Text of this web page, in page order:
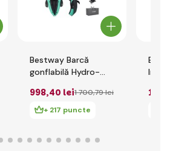
Bestway Barcă
gonflabilă Hydro-
Ventura Kayak
998,40 lei1 700,79 lei
+ 217 puncte
Intex
100